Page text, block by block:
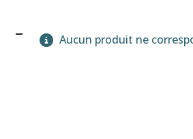
Aucun produit ne